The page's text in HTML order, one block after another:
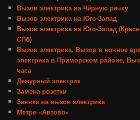
Вызов электрика на Чёрную речку
Вызов электрика на Юго-Запад
Вызов электрика на Юго-Запад
СПб)
Вызов электрика, Вызов в ночное
электрика в Приморском районе,
часа
Дежурный электрик
Замена розетки
Заявка на вызов электрика
Метро «Автово»